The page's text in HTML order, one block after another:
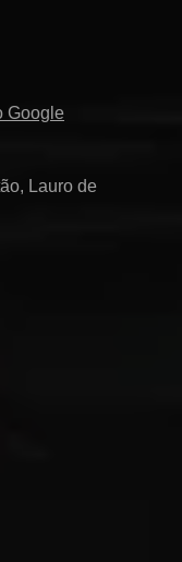
Google
Lauro de